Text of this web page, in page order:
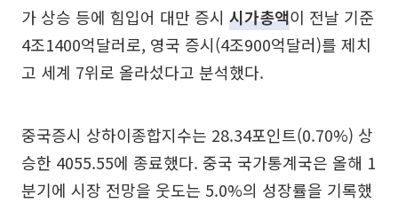
가 상승 등에 힘입어 대만 증시 시가총액이 전날 기준
4조1400억달러로, 영국 증시(4조900억달러)를 제치
고 세계 7위로 올라섰다고 분석했다.
중국증시 상하이종합지수는 28.34포인트(0.70%) 상
승한 4055.55에 종료했다. 중국 국가통계국은 올해 1
분기에 시장 전망을 웃도는 5.0%의 성장률을 기록했